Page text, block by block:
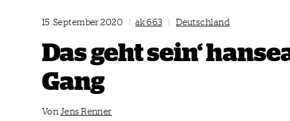
15. September 2020 | ak 663 | Deutschland
Das geht sein‘
Gang
VonJens Renner